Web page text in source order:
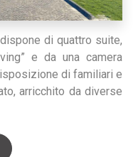
dispone di quattro suite,
e da una camera
di familiari e
arricchito da diverse